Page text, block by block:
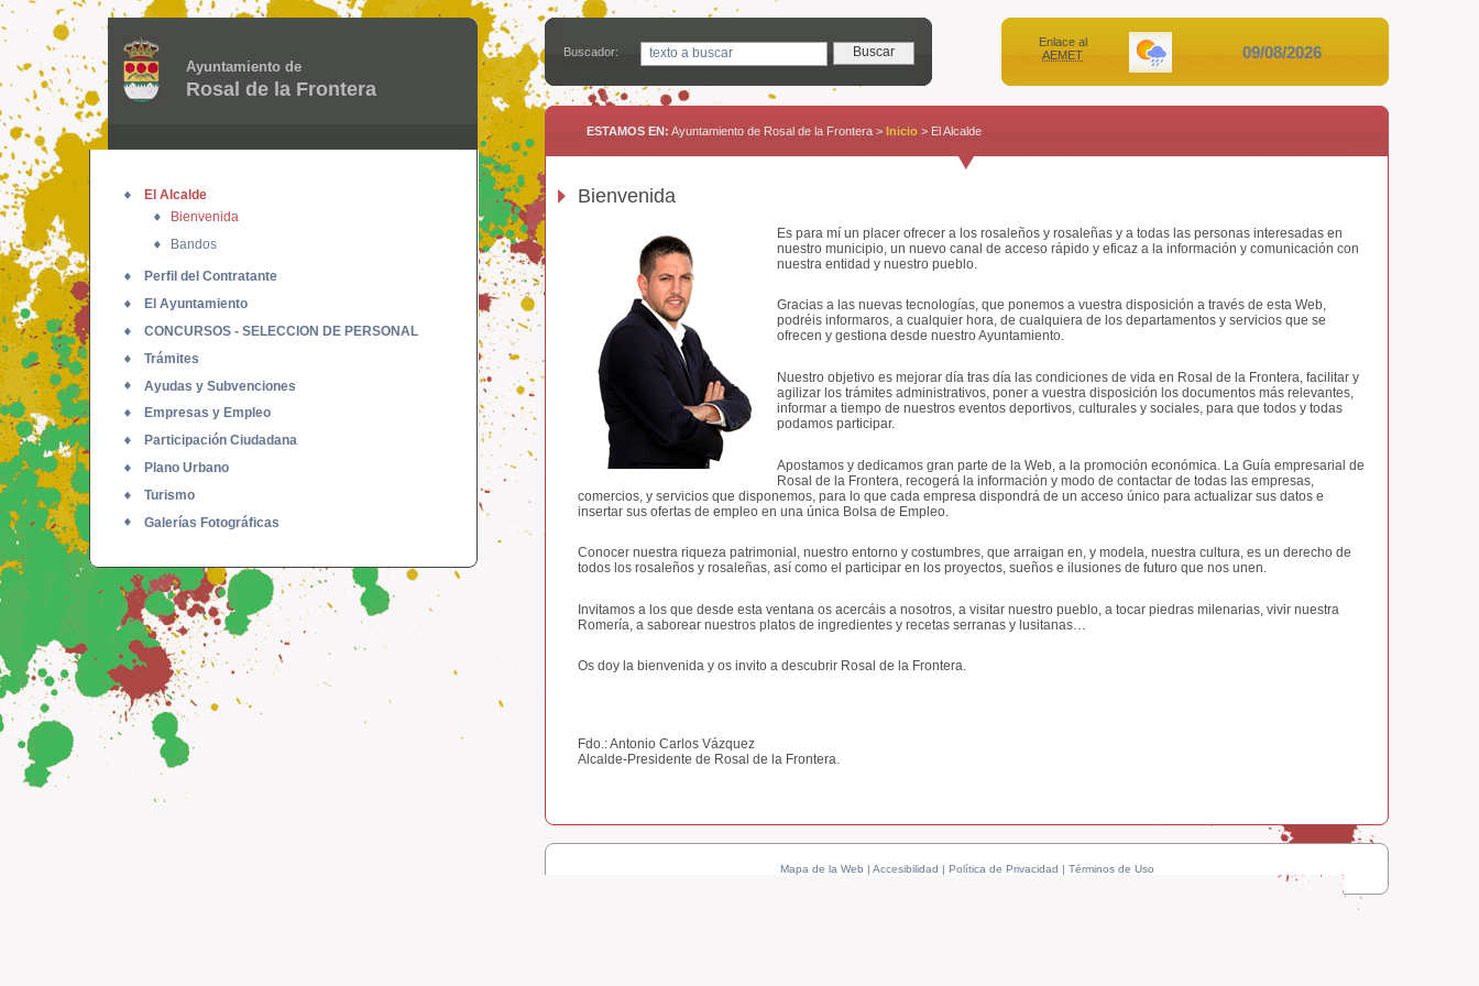
Ayuntamiento de
Rosal de la Frontera
El Alcalde
Bienvenida
Bandos
Perfil del Contratante
El Ayuntamiento
CONCURSOS - SELECCION DE PERSONAL
Trámites
Ayudas y Subvenciones
Empresas y Empleo
Participación Ciudadana
Plano Urbano
Turismo
Galerías Fotográficas
Buscador:
Enlace al
AEMET
09/08/2026
ESTAMOS EN: Ayuntamiento de Rosal de la Frontera > Inicio > El Alcalde
Bienvenida
Es para mí un placer ofrecer a los rosaleños y rosaleñas y a todas las personas interesadas en
nuestro municipio, un nuevo canal de acceso rápido y eficaz a la información y comunicación con
nuestra entidad y nuestro pueblo.
Gracias a las nuevas tecnologías, que ponemos a vuestra disposición a través de esta Web,
podréis informaros, a cualquier hora, de cualquiera de los departamentos y servicios que se
ofrecen y gestiona desde nuestro Ayuntamiento.
Nuestro objetivo es mejorar día tras día las condiciones de vida en Rosal de la Frontera, facilitar y
agilizar los trámites administrativos, poner a vuestra disposición los documentos más relevantes,
informar a tiempo de nuestros eventos deportivos, culturales y sociales, para que todos y todas
podamos participar.
Apostamos y dedicamos gran parte de la Web, a la promoción económica. La Guía empresarial de
Rosal de la Frontera, recogerá la información y modo de contactar de todas las empresas,
comercios, y servicios que disponemos, para lo que cada empresa dispondrá de un acceso único para actualizar sus datos e
insertar sus ofertas de empleo en una única Bolsa de Empleo.
Conocer nuestra riqueza patrimonial, nuestro entorno y costumbres, que arraigan en, y modela, nuestra cultura, es un derecho de
todos los rosaleños y rosaleñas, así como el participar en los proyectos, sueños e ilusiones de futuro que nos unen.
Invitamos a los que desde esta ventana os acercáis a nosotros, a visitar nuestro pueblo, a tocar piedras milenarias, vivir nuestra
Romería, a saborear nuestros platos de ingredientes y recetas serranas y lusitanas…
Os doy la bienvenida y os invito a descubrir Rosal de la Frontera.
Fdo.: Antonio Carlos Vázquez
Alcalde-Presidente de Rosal de la Frontera.
Mapa de la Web Accesibilidad Política de Privacidad Términos de Uso